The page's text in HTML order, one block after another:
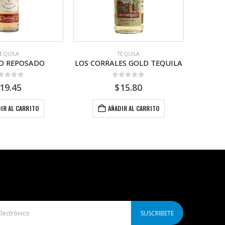
GOLD TEQUILA
15.80
AL CARRITO
TEQUILA
CENOTE AGAVE BLANCO
$52.00
AÑADIR AL CARRITO